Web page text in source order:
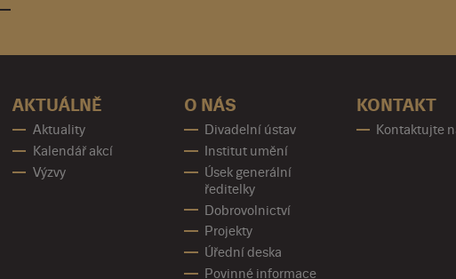
AKTUÁLNĚ
Aktuality
Kalendář akcí
Výzvy
O NÁS
Divadelní ústav
Institut umění
Úsek generální
ředitelky
Dobrovolnictví
Projekty
Úřední deska
Povinné informace
KONTAKT
Kontaktujte